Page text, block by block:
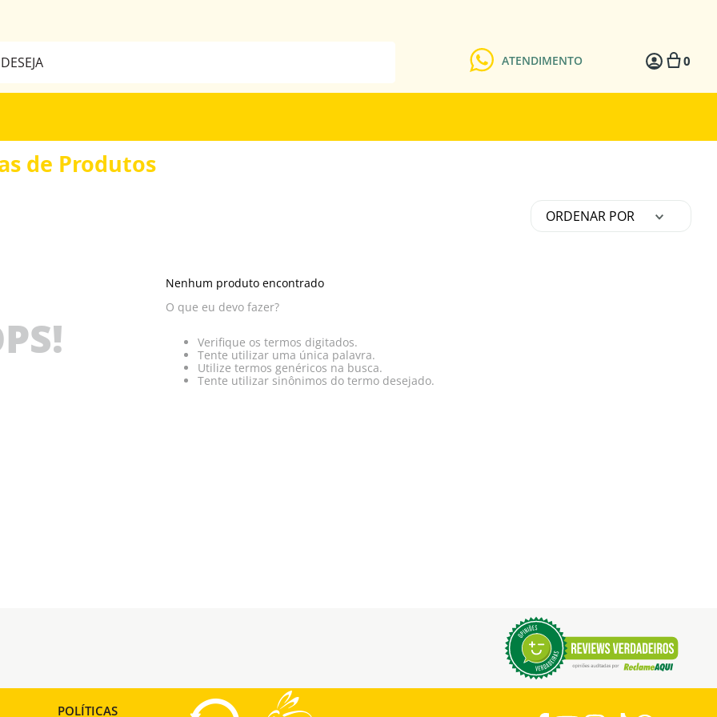
ATENDIMENTO
0
de Produtos
ORDENAR POR
Nenhum produto encontrado
O que eu devo fazer?
Verifique os termos digitados.
Tente utilizar uma única palavra.
Utilize termos genéricos na busca.
Tente utilizar sinônimos do termo desejado.
POLÍTICAS